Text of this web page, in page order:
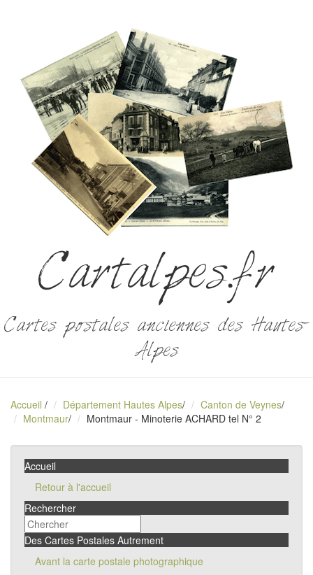
Cartalpes.fr
Cartes postales anciennes des Hautes-
Alpes
Accueil / Département Hautes Alpes/ Canton de Veynes/
Montmaur/ Montmaur - Minoterie ACHARD tel N° 2
Accueil
Retour à l'accueil
Rechercher
Des Cartes Postales Autrement
Avant la carte postale photographique